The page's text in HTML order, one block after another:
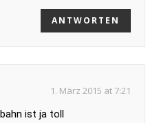
ANTWORTEN
1. März 2015 at 7:21
ist ja toll